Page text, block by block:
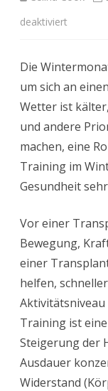
deaktiviert
Winter
fit
bleiben
Die
um sich an
Wetter ist
und andere
machen, eine
Training im
Gesundheit
Vor einer
Bewegung,
einer
helfen,
Training ist
Steigerung der
Ausdauer
Widerstand